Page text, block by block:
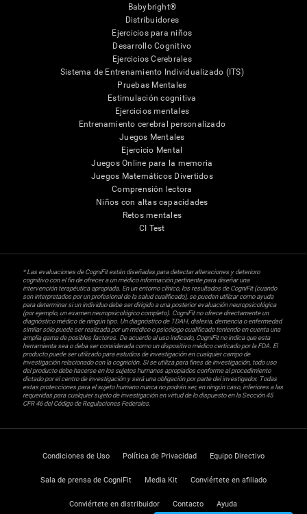
Babybright®
Distribuidores
Ejercicios para niños
Desarrollo Cognitivo
Ejercicios Cerebrales
Sistema de Entrenamiento Individualizado (ITS)
Pruebas Mentales
Estimulación cognitiva
Ejercicios mentales
Entrenamiento cerebral personalizado
Juegos Mentales
Ejercicio Mental
Juegos Online para la memoria
Juegos Matemáticos Divertidos
Comprensión lectora
Niños con altas capacidades
Retos mentales
CI Test
* Las evaluaciones de CogniFit están diseñadas para detectar alteraciones y deterioro
cognitivo con el fin de ofrecer a un médico información pertinente para diseñar una
intervención terapéutica apropiada. En un entorno clínico, los resultados de CogniFit (cuando
son interpretados por un profesional de la salud cualificado), se pueden utilizar como ayuda
para determinar si un individuo debe ser dirigido a una posterior evaluación neuropsicológica
(por ejemplo, un examen neuropsicológico completo). CogniFit no ofrece directamente un
diagnóstico médico de ningún tipo. Un diagnóstico de TDAH, dislexia, demencia o enfermedad
similar sólo puede ser realizada por un médico o psicólogo cualificado teniendo en cuenta una
amplia gama de posibles factores. De acuerdo al uso indicado, CogniFit no indica que esta
herramienta sea o deba ser considerada como un dispositivo médico certicado por la FDA. El
producto puede ser utilizado para estudios de investigación en cualquier campo de
investigación relacionado con la cognición. Si se utiliza para fines de investigación, todo uso
del producto debe hacerse en los sujetos humanos apropiados conforme al procedimiento
dictado por el centro de investigación y será una obligación por parte del investigador. Todas
estas protecciones para el sujeto humano nunca no podrán ser, en ningún caso, inferiores a las
requeridas para cualquier sujeto de investigación en virtud de lo dispuesto en la Sección 45
CFR 46 del Código de Regulaciones Federales.
Condiciones de Uso Política de Privacidad Equipo Directivo
Sala de prensa de CogniFit Media Kit Conviértete en afiliado
Conviértete en distribuidor Contacto Ayuda